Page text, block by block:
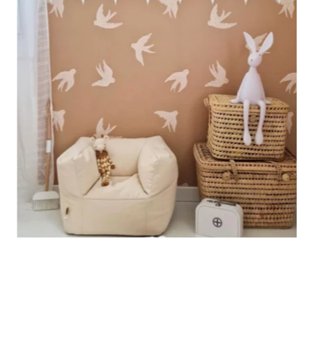
🔹 Verticale
Ideale per spazi in cui l’altezza è maggiore della larghezza
(scale, pareti strette e alte, ecc.).